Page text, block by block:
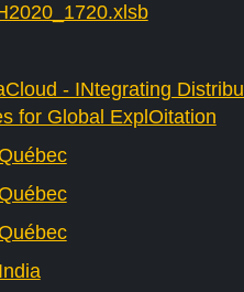
- INtegrating
for Global ExplOitation